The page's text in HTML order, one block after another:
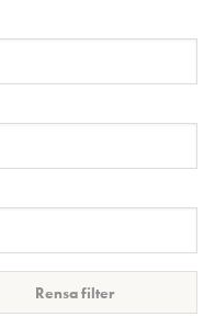
Rensa filter